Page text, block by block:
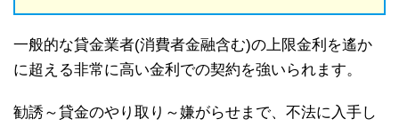
一般的な貸金業者(消費者金融含む)の上限金利を遙か
に超える非常に高い金利での契約を強いられます。
勧誘～貸金のやり取り～嫌がらせまで、不法に入手し